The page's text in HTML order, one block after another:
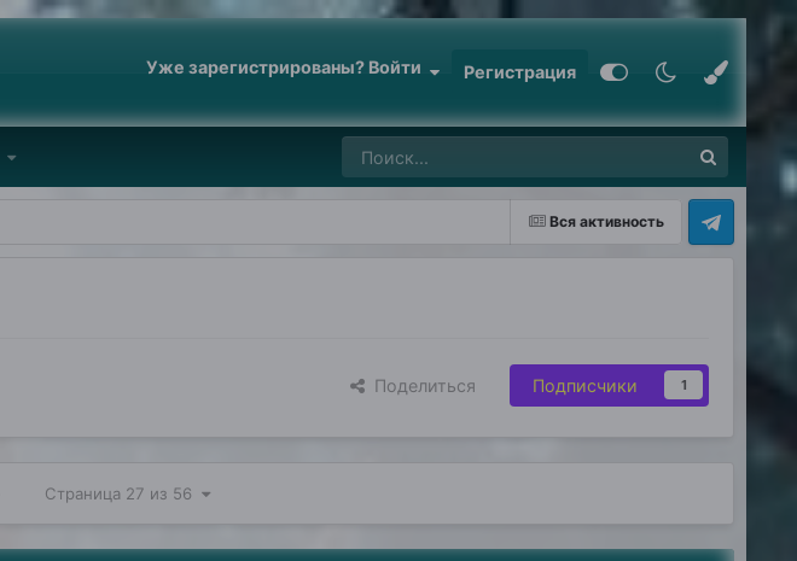
Уже зарегистрированы? Войти Регистрация
Вся активность
Поделиться Подписчики 1
Страница 27 из 56